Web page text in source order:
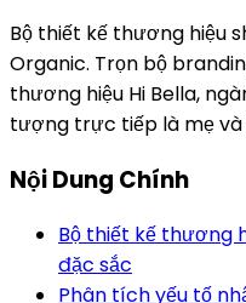
Bộ thiết kế thương hiệu
Organic. Trọn bộ
thương hiệu Hi Bella,
tượng trực tiếp là mẹ và
Nội Dung Chính
Bộ thiết kế thương
đặc sắc
Phân tích yếu tố